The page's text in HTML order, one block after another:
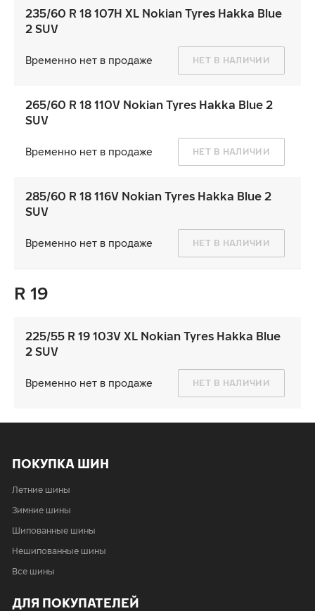
235/60 R 18 107H XL Nokian Tyres Hakka Blue
2 SUV
Временно нет в продаже НЕТ В НАЛИЧИИ
265/60 R 18 110V Nokian Tyres Hakka Blue 2
SUV
Временно нет в продаже НЕТ В НАЛИЧИИ
285/60 R 18 116V Nokian Tyres Hakka Blue 2
SUV
Временно нет в продаже НЕТ В НАЛИЧИИ
R 19
225/55 R 19 103V XL Nokian Tyres Hakka Blue
2 SUV
Временно нет в продаже НЕТ В НАЛИЧИИ
ПОКУПКА ШИН
Летние шины
Зимние шины
Шипованные шины
Нешипованные шины
Все шины
ДЛЯ ПОКУПАТЕЛЕЙ